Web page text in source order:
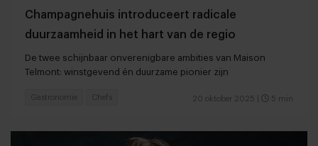
Champagnehuis introduceert radicale
duurzaamheid in het hart van de regio
De twee schijnbaar onverenigbare ambities van Maison
Telmont: winstgevend én duurzame pionier zijn
20 oktober 2025 5 min
Gastronomie Chefs